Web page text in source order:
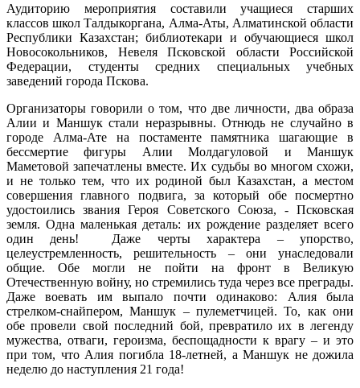
Аудиторию мероприятия составили учащиеся старших
классов школ Талдыкоргана, Алма-Аты, Алматинской области
Республики Казахстан; библиотекари и обучающиеся школ
Новосокольников, Невеля Псковской области Российской
Федерации, студенты средних специальных учебных
заведений города Пскова.
Организаторы говорили о том, что две личности, два образа
Алии и Маншук стали неразрывны. Отнюдь не случайно в
городе Алма-Ате на постаменте памятника шагающие в
бессмертие фигуры Алии Молдагуловой и Маншук
Маметовой запечатлены вместе. Их судьбы во многом схожи,
и не только тем, что их родиной был Казахстан, а местом
совершения главного подвига, за который обе посмертно
удостоились звания Героя Советского Союза, - Псковская
земля. Одна маленькая деталь: их рождение разделяет всего
один день! Даже черты характера – упорство,
целеустремленность, решительность – они унаследовали
общие. Обе могли не пойти на фронт в Великую
Отечественную войну, но стремились туда через все преграды.
Даже воевать им выпало почти одинаково: Алия была
стрелком-снайпером, Маншук – пулеметчицей. То, как они
обе провели свой последний бой, превратило их в легенду
мужества, отваги, героизма, беспощадности к врагу – и это
при том, что Алия погибла 18-летней, а Маншук не дожила
неделю до наступления 21 года!